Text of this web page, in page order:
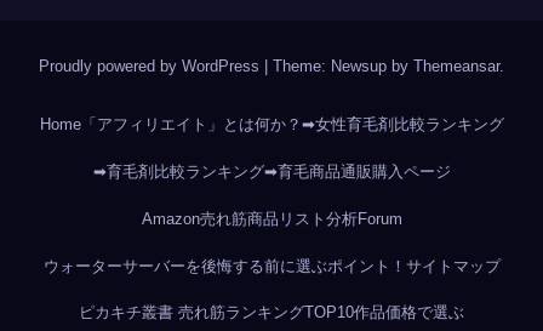
Proudly powered by WordPress Theme: Newsup by Themeansar.
Home「アフィリエイト」とは何か？ ➡女性育毛剤比較ランキング
➡育毛剤比較ランキング➡育毛商品通販購入ページ
Amazon売れ筋商品リスト分析Forum
ウォーターサーバーを後悔する前に選ぶポイント！ サイトマップ
ピカキチ叢書 売れ筋ランキングTOP10作品価格で選ぶ